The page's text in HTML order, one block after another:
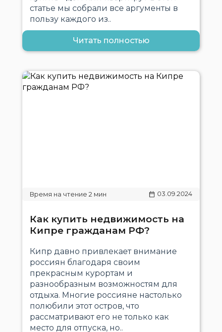
статье мы собрали все аргументы в
пользу каждого из..
Читать полностью
03.09.2024
​​Как купить недвижимость на
Кипре гражданам РФ?
Кипр давно привлекает внимание
россиян благодаря своим
прекрасным курортам и
разнообразным возможностям для
отдыха. Многие россияне настолько
полюбили этот остров, что
рассматривают его не только как
место для отпуска, но..